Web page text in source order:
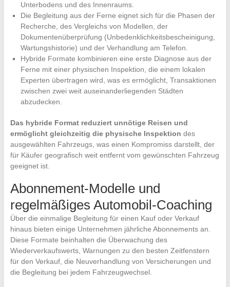
Unterbodens und des Innenraums.
Die Begleitung aus der Ferne eignet sich für die Phasen der
Recherche, des Vergleichs von Modellen, der
Dokumentenüberprüfung (Unbedenklichkeitsbescheinigung,
Wartungshistorie) und der Verhandlung am Telefon.
Hybride Formate kombinieren eine erste Diagnose aus der
Ferne mit einer physischen Inspektion, die einem lokalen
Experten übertragen wird, was es ermöglicht, Transaktionen
zwischen zwei weit auseinanderliegenden Städten
abzudecken.
Das hybride Format reduziert unnötige Reisen und
ermöglicht gleichzeitig die physische Inspektion des
ausgewählten Fahrzeugs, was einen Kompromiss darstellt, der
für Käufer geografisch weit entfernt vom gewünschten Fahrzeug
geeignet ist.
Abonnement-Modelle und
regelmäßiges Automobil-Coaching
Über die einmalige Begleitung für einen Kauf oder Verkauf
hinaus bieten einige Unternehmen jährliche Abonnements an.
Diese Formate beinhalten die Überwachung des
Wiederverkaufswerts, Warnungen zu den besten Zeitfenstern
für den Verkauf, die Neuverhandlung von Versicherungen und
die Begleitung bei jedem Fahrzeugwechsel.